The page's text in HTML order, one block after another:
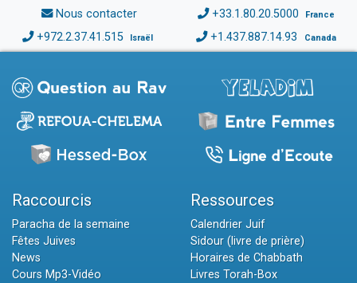
Nous contacter +33.1.80.20.5000 France
+972.2.37.41.515 Israël +1.437.887.14.93 Canada
Raccourcis
Paracha de la semaine
Fêtes Juives
News
Cours Mp3-Vidéo
Ressources
Calendrier Juif
Sidour (livre de prière)
Horaires de Chabbath
Livres Torah-Box